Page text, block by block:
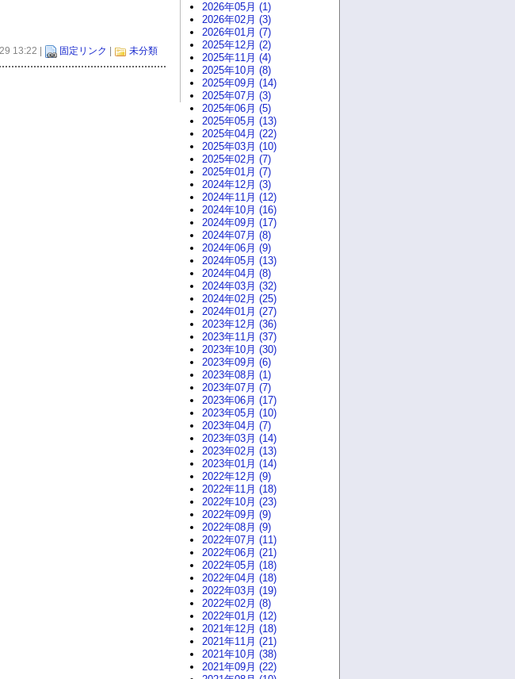
13:22 | 固定リンク 未分類
2026年05月 (1)
2026年02月 (3)
2026年01月 (7)
2025年12月 (2)
2025年11月 (4)
2025年10月 (8)
2025年09月 (14)
2025年07月 (3)
2025年06月 (5)
2025年05月 (13)
2025年04月 (22)
2025年03月 (10)
2025年02月 (7)
2025年01月 (7)
2024年12月 (3)
2024年11月 (12)
2024年10月 (16)
2024年09月 (17)
2024年07月 (8)
2024年06月 (9)
2024年05月 (13)
2024年04月 (8)
2024年03月 (32)
2024年02月 (25)
2024年01月 (27)
2023年12月 (36)
2023年11月 (37)
2023年10月 (30)
2023年09月 (6)
2023年08月 (1)
2023年07月 (7)
2023年06月 (17)
2023年05月 (10)
2023年04月 (7)
2023年03月 (14)
2023年02月 (13)
2023年01月 (14)
2022年12月 (9)
2022年11月 (18)
2022年10月 (23)
2022年09月 (9)
2022年08月 (9)
2022年07月 (11)
2022年06月 (21)
2022年05月 (18)
2022年04月 (18)
2022年03月 (19)
2022年02月 (8)
2022年01月 (12)
2021年12月 (18)
2021年11月 (21)
2021年10月 (38)
2021年09月 (22)